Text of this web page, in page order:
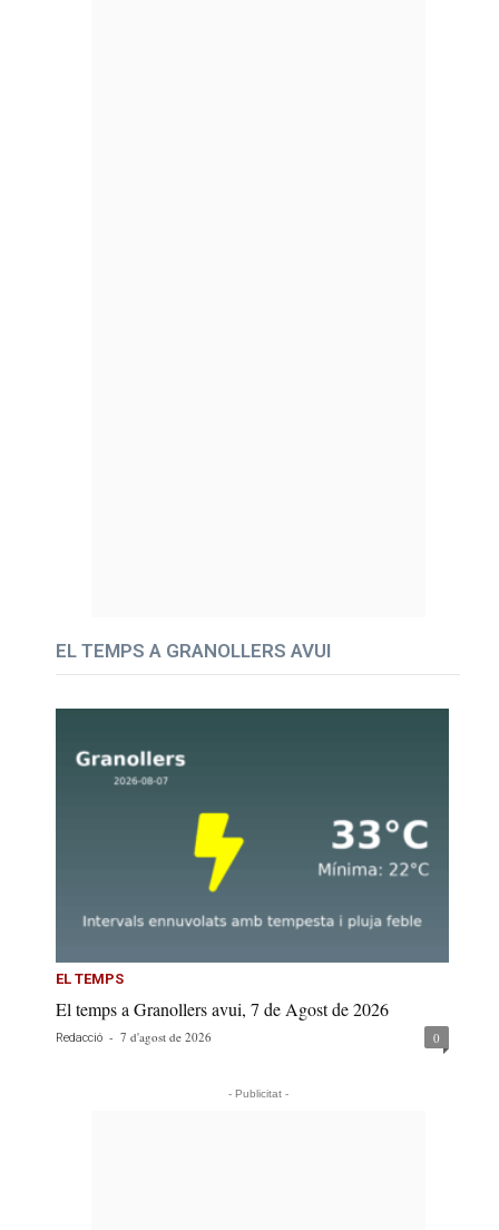
EL TEMPS A GRANOLLERS AVUI
EL TEMPS
El temps a Granollers avui, 7 de Agost de 2026
Redacció - 7 d'agost de 2026 0
- Publicitat -